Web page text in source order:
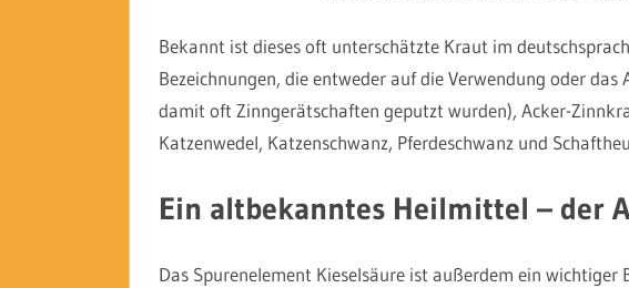
Bekannt ist dieses oft unterschätzte Kraut im
Bezeichnungen, die entweder auf die Verwendung oder
damit oft Zinngerätschaften geputzt wurden), Acker-
Katzenwedel, Katzenschwanz, Pferdeschwanz und
Ein altbekanntes Heilmittel – der
Das Spurenelement Kieselsäure ist außerdem ein